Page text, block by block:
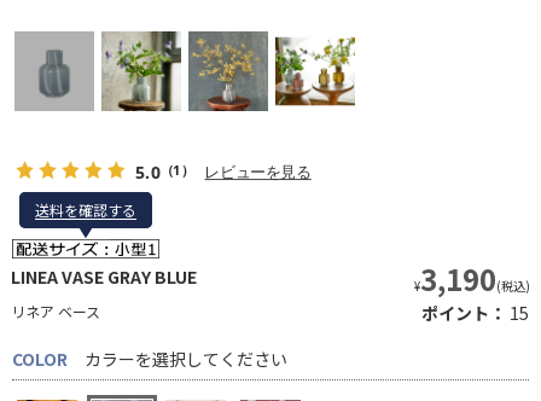
5.0（1） レビューを見る
送料を確認する
送料を確認する
LINEA VASE GRAY BLUE
リネア ベース
¥3,190(税込)
ポイント： 15
COLOR
カラーを選択してください